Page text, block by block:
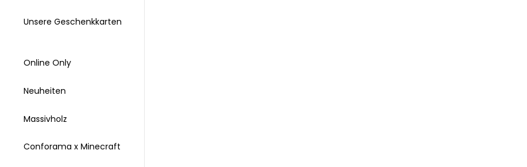
Unsere Geschenkkarten
Online Only
Neuheiten
Massivholz
Conforama x Minecraft